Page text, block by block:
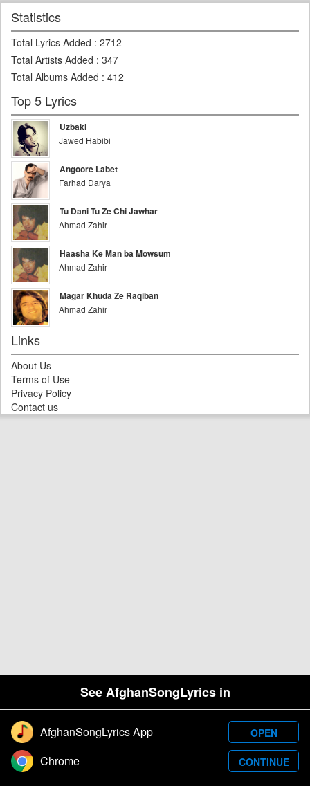
See AfghanSongLyrics in
AfghanSongLyrics App OPEN
Chrome CONTINUE
Statistics
Total Lyrics Added : 2712
Total Artists Added : 347
Total Albums Added : 412
Top 5 Lyrics
Uzbaki
Jawed Habibi
Angoore Labet
Farhad Darya
Tu Dani Tu Ze Chi Jawhar
Ahmad Zahir
Haasha Ke Man ba Mowsum
Ahmad Zahir
Magar Khuda Ze Raqiban
Ahmad Zahir
Links
About Us
Terms of Use
Privacy Policy
Contact us
Designed and developed by Samim Wafa. Â© 2026